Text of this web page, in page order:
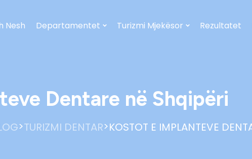
Nesh Departamentet Turizmi Mjekësor Rezultatet
Dentare në Shqipëri
>TURIZMI DENTAR>KOSTOT E IMPLANTEVE